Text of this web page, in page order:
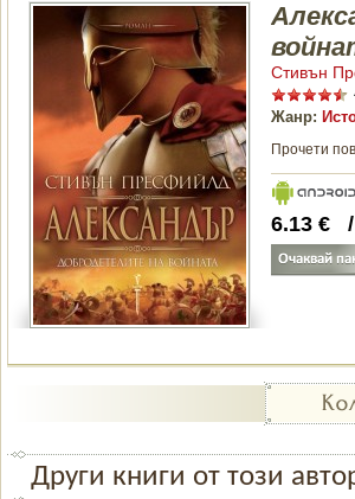
Стивън
Жанр:
Прочети
6.13 € /
Други книги от този